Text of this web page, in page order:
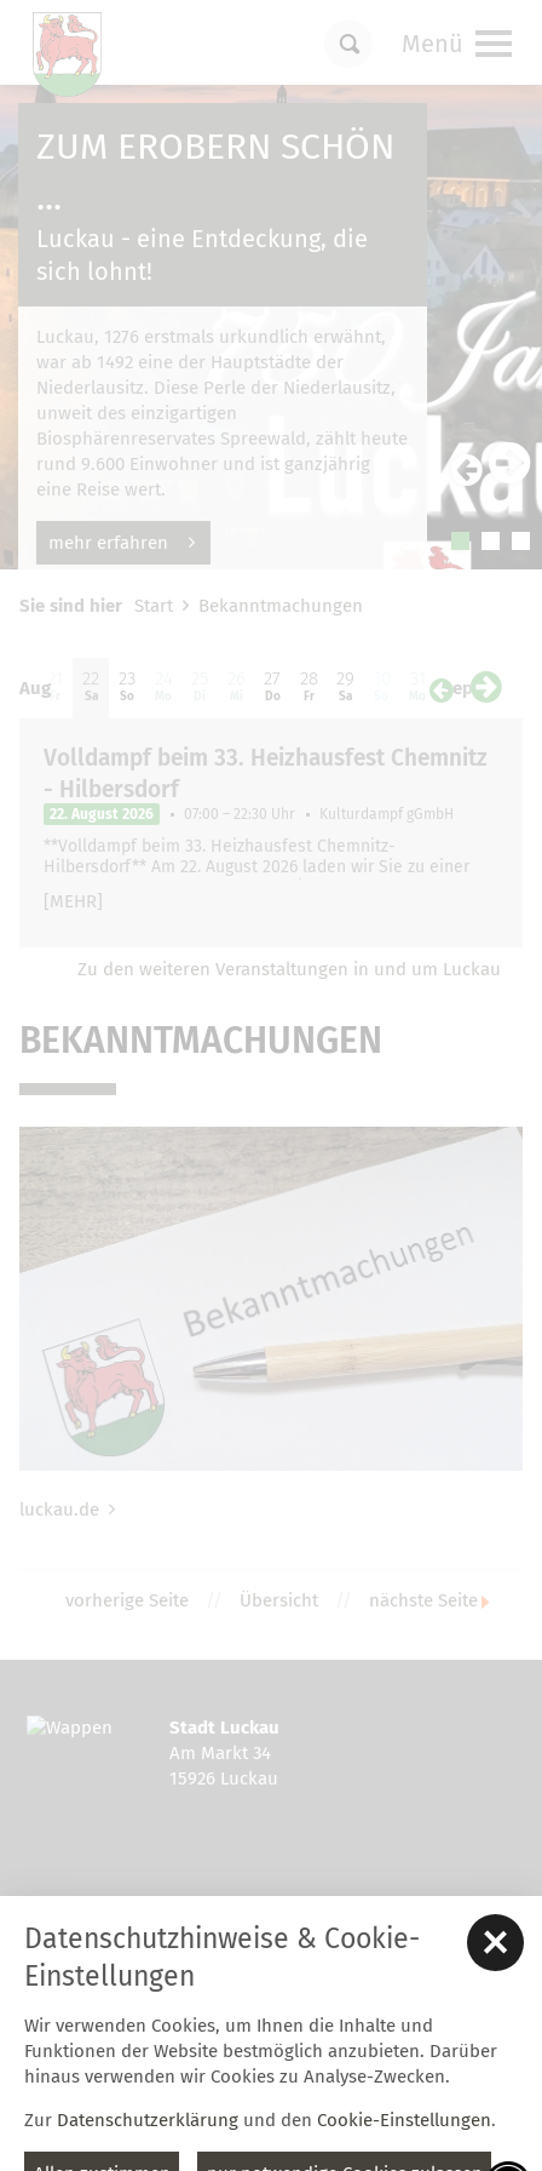
Menü
ZUM EROBERN SCHÖN
...
Luckau - eine Entdeckung, die
sich lohnt!
Luckau, 1276 erstmals urkundlich erwähnt,
war ab 1492 eine der Hauptstädte der
Niederlausitz. Diese Perle der Niederlausitz,
unweit des einzigartigen
Biosphärenreservates Spreewald, zählt heute
rund 9.600 Einwohner und ist ganzjährig
eine Reise wert.
mehr erfahren
Sie sind hier Start Bekanntmachungen
20
Do
21
Fr
22
Sa
23
So
27
Do
28
Fr
29
Sa Sep 01
Di
Aug
Volldampf beim 33. Heizhausfest Chemnitz
- Hilbersdorf
22. August 2026 07:00 – 22:30 Uhr Kulturdampf gGmbH
**Volldampf beim 33. Heizhausfest Chemnitz-
Hilbersdorf** Am 22. August 2026 laden wir Sie zu einer
[MEHR]
Zu den weiteren Veranstaltungen in und um Luckau
BEKANNTMACHUNGEN
luckau.de
vorherige Seite Übersicht nächste Seite
Stadt Luckau
Am Markt 34
15926 Luckau
Tel.: 03544 - 594 0
Fax: 03544 - 2948
E-Mail:stadt@luckau.de
Start Karriere Kontakt Datenschutz
Impressum
Barrierefreiheitserklärung
Intern
Datenschutzhinweise & Cookie-
Einstellungen
Wir verwenden Cookies, um Ihnen die Inhalte und
Funktionen der Website bestmöglich anzubieten. Darüber
hinaus verwenden wir Cookies zu Analyse-Zwecken.
Zur Datenschutzerklärung und den Cookie-Einstellungen.
Um Einstellungen zur Barrierefreiheit
für funktionale Cookiesin den Cookie-